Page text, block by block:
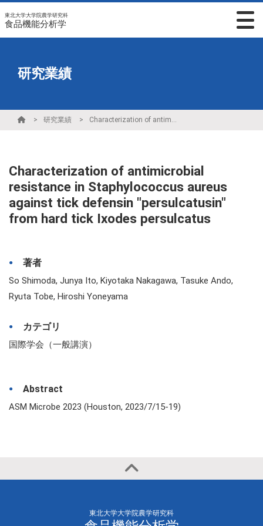
東北大学大学院農学研究科
食品機能分析学
研究業績
研究業績 Characterization of antimicrobial resistance in Staphylococcus aureus against tick defensin "persulcatusin" from hard tick Ixodes persulcatus
Characterization of antimicrobial
resistance in Staphylococcus aureus
against tick defensin "persulcatusin"
from hard tick Ixodes persulcatus
著者
So Shimoda, Junya Ito, Kiyotaka Nakagawa, Tasuke Ando,
Ryuta Tobe, Hiroshi Yoneyama
カテゴリ
国際学会（一般講演）
Abstract
ASM Microbe 2023 (Houston, 2023/7/15-19)
東北大学大学院農学研究科